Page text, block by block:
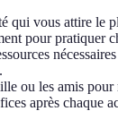
qui vous attire le
pour pratiquer
ou les amis pour
après chaque